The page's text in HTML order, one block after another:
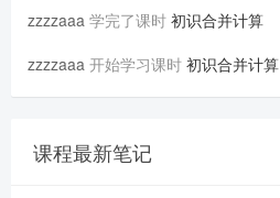
zzzzaaa 学完了课时 初识合并计算
zzzzaaa 开始学习课时 初识合并计算
课程最新笔记